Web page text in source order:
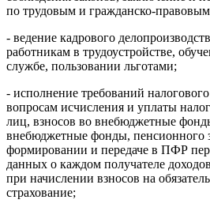
по трудовым и гражданско-
- ведение кадрового
работникам в трудоустройстве,
службе, пользовании льготами;
- исполнение требований налогового
вопросам исчисления и уплаты
лиц, взносов во внебюджетные
внебюджетные фонды, пенсионного
формировании и передаче в ПФР
данных о каждом получателе
при начислении взносов на
страхование;